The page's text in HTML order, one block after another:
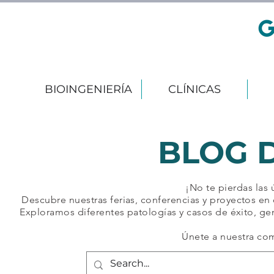
BIOINGENIERÍA CLÍNICAS
BLOG
¡No te pierdas
Descubre nuestras ferias, conferencias y proyectos
Exploramos diferentes patologías y casos de éxito,
Únete a nuestra